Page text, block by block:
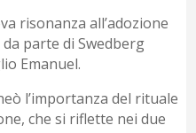
risonanza all’adozione
da parte di Swedberg
Emanuel.
l’importanza del rituale
che si riflette nei due